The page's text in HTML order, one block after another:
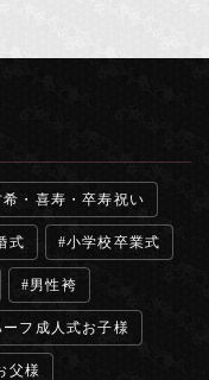
希・喜寿・卒寿祝い
式 小学校卒業式
男性袴
ーフ成人式お子様
父様